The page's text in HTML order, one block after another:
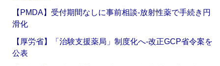
【PMDA】受付期間なしに事前相談‐放射性薬で手続き円
滑化
【厚労省】「治験支援薬局」制度化へ‐改正GCP省令案を
公表